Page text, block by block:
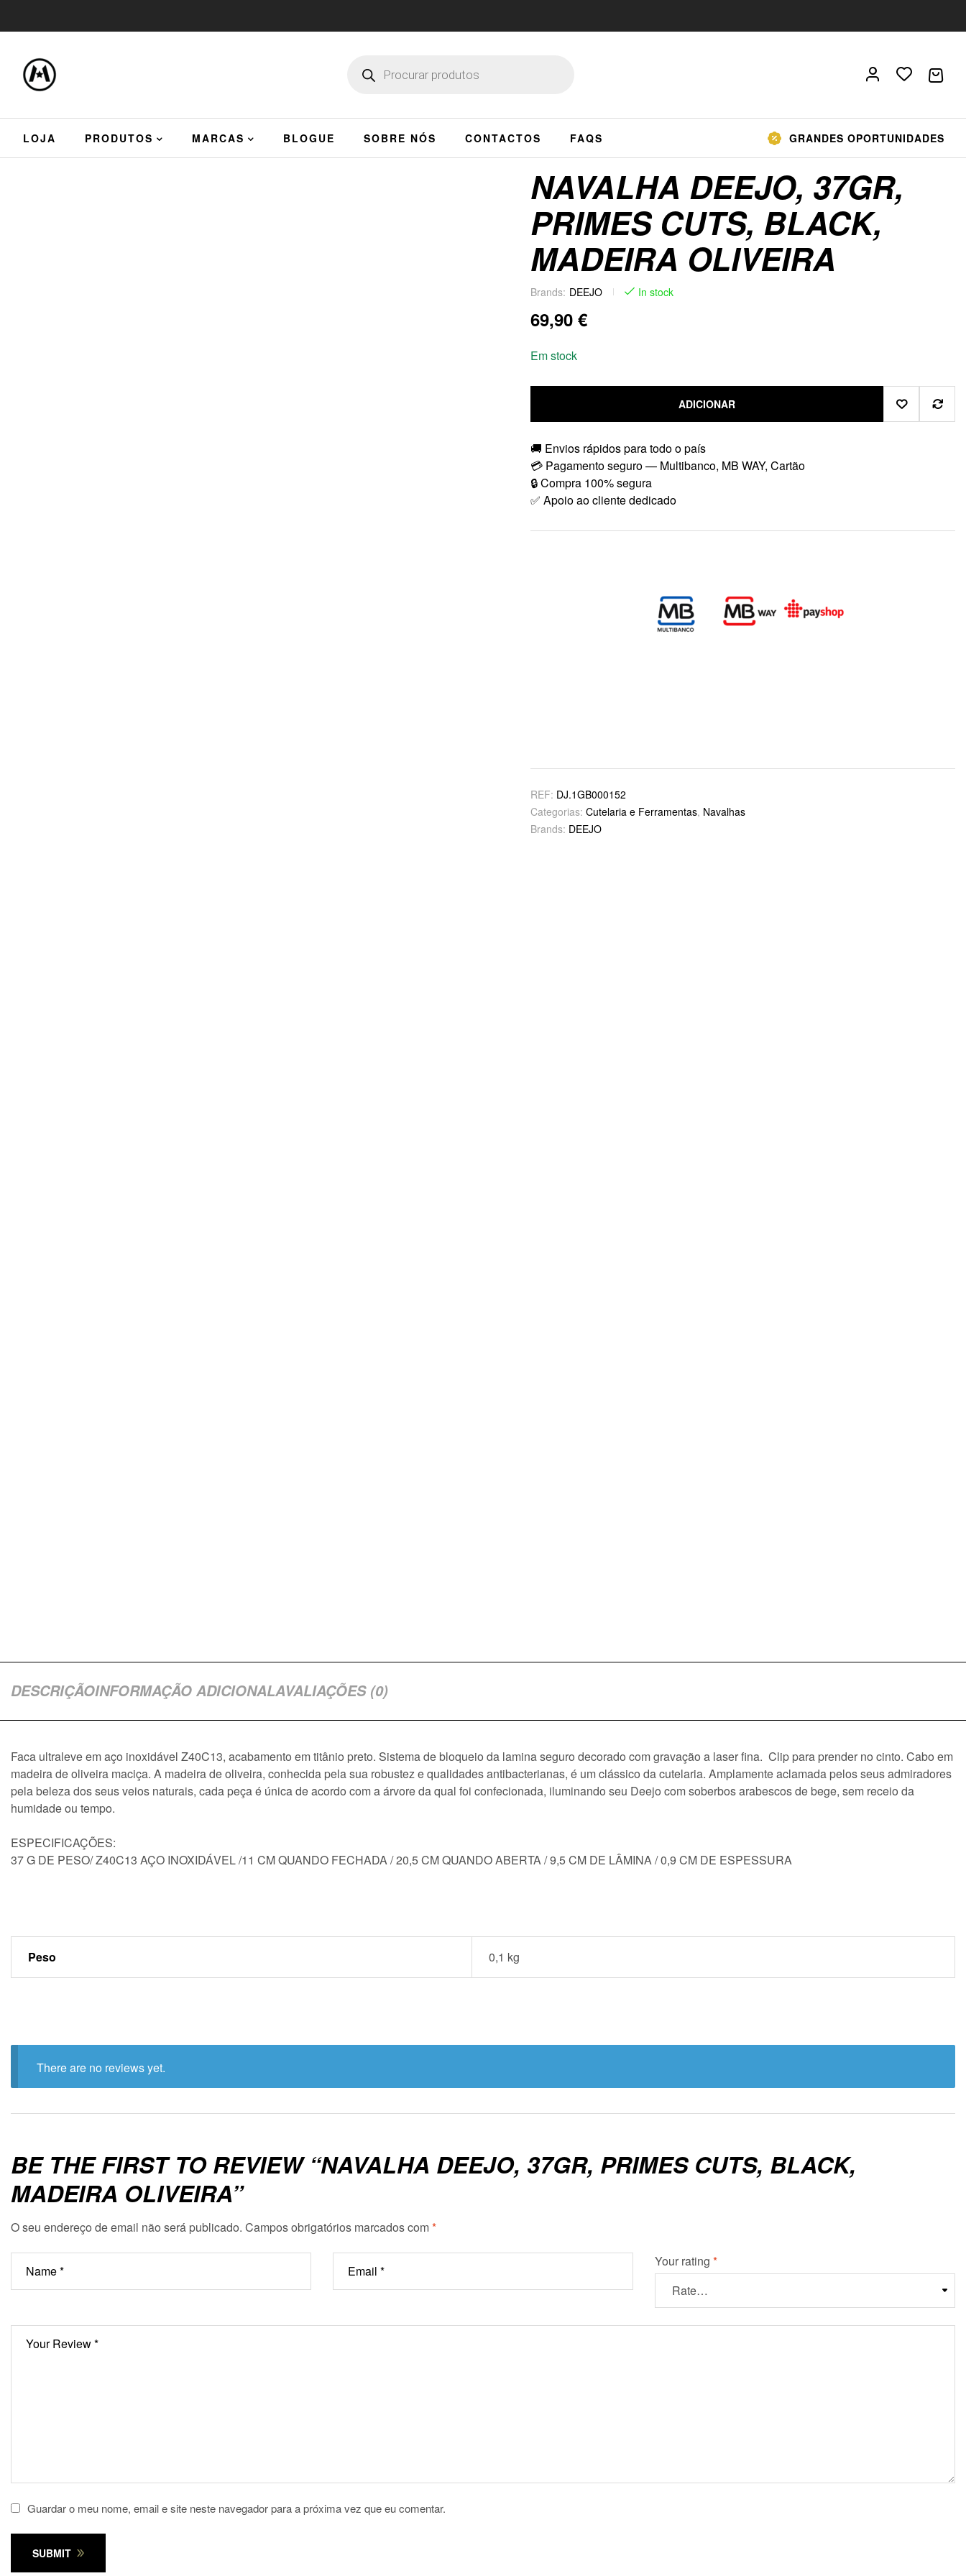
LOJA PRODUTOS MARCAS BLOGUE SOBRE NÓS CONTACTOS FAQS GRANDES OPORTUNIDADES
NAVALHA DEEJO, 37GR,
PRIMES CUTS, BLACK,
MADEIRA OLIVEIRA
Brands: DEEJO In stock
69,90 €
Em stock
ADICIONAR
🚚 Envios rápidos para todo o país
💳 Pagamento seguro — Multibanco, MB WAY, Cartão
🔒 Compra 100% segura
✅ Apoio ao cliente dedicado
REF: DJ.1GB000152
Categorias: Cutelaria e Ferramentas, Navalhas
Brands: DEEJO
DESCRIÇÃOINFORMAÇÃO ADICIONALAVALIAÇÕES (0)
Faca ultraleve em aço inoxidável Z40C13, acabamento em titânio preto. Sistema de bloqueio da lamina seguro decorado com gravação a laser fina. Clip para prender no cinto. Cabo em
madeira de oliveira maciça. A madeira de oliveira, conhecida pela sua robustez e qualidades antibacterianas, é um clássico da cutelaria. Amplamente aclamada pelos seus admiradores
pela beleza dos seus veios naturais, cada peça é única de acordo com a árvore da qual foi confecionada, iluminando seu Deejo com soberbos arabescos de bege, sem receio da
humidade ou tempo.
ESPECIFICAÇÕES:
37 G DE PESO/ Z40C13 AÇO INOXIDÁVEL /11 CM QUANDO FECHADA / 20,5 CM QUANDO ABERTA / 9,5 CM DE LÂMINA / 0,9 CM DE ESPESSURA
Peso 0,1 kg
There are no reviews yet.
BE THE FIRST TO REVIEW “NAVALHA DEEJO, 37GR, PRIMES CUTS, BLACK,
MADEIRA OLIVEIRA”
O seu endereço de email não será publicado. Campos obrigatórios marcados com*
Your rating *
Guardar o meu nome, email e site neste navegador para a próxima vez que eu comentar.
SUBMIT